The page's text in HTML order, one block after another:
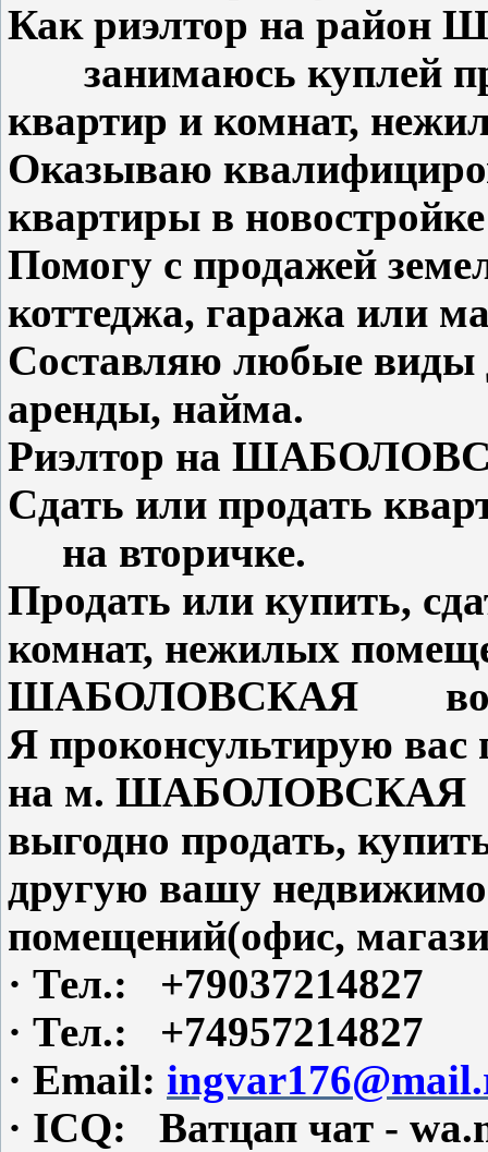
Как риэлтор на
занимаюсь куплей
квартир и комнат,
Оказываю
квартиры в новостройке
Помогу с продажей
коттеджа, гаража или
Составляю любые виды
аренды, найма.
Риэлтор на
Сдать или продать
на вторичке.
Продать или купить,
комнат, нежилых
ШАБОЛОВСКАЯ во
Я проконсультирую
на м. ШАБОЛОВСКАЯ
выгодно продать,
другую вашу
помещений(офис,
· Тел.: +79037214827
· Тел.: +74957214827
· Email:
· ICQ: Ватцап чат -